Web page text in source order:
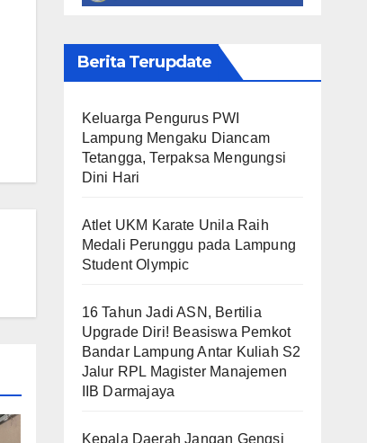
Berita Terupdate
Keluarga Pengurus PWI
Lampung Mengaku Diancam
Tetangga, Terpaksa Mengungsi
Dini Hari
Atlet UKM Karate Unila Raih
Medali Perunggu pada Lampung
Student Olympic
16 Tahun Jadi ASN, Bertilia
Upgrade Diri! Beasiswa Pemkot
Bandar Lampung Antar Kuliah S2
Jalur RPL Magister Manajemen
IIB Darmajaya
Kepala Daerah Jangan Gengsi